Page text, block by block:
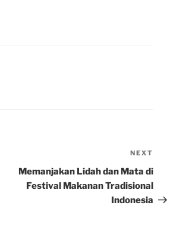
Post
NEXT
Memanjakan Lidah dan Mata di
Festival Makanan Tradisional
Indonesia